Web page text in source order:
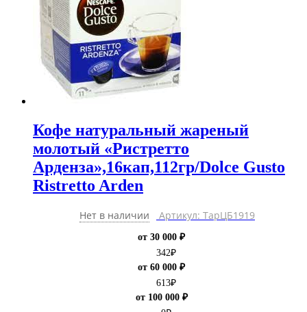
Кофе натуральный жареный
молотый «Ристретто
Арденза»,16кап,112гр/Dolce Gusto
Ristretto Arden
Нет в наличии Артикул: ТарЦБ1919
от 30 000 ₽
342₽
от 60 000 ₽
613₽
от 100 000 ₽